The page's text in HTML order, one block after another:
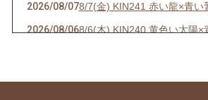
2026/08/078/7(金) KIN241 赤い龍×青
2026/08/068/6(木) KIN240 黄色い太